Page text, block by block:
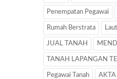
Penempatan Pegawai
Rumah Berstrata
JUAL TANAH
TANAH LAPANGAN
Pegawai Tanah